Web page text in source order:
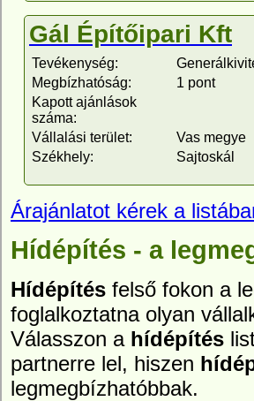
Gál Építőipari Kft
Tevékenység:
Megbízhatóság:
1 pont
Kapott ajánlások
száma:
Vállalási terület:
Vas megye
Székhely:
Sajtoskál
Árajánlatot kérek a
Hídépítés - a
Hídépítés felső fokon a
foglalkoztatna olyan
Válasszon a hídépítés
partnerre lel, hiszen
legmegbízhatóbbak.